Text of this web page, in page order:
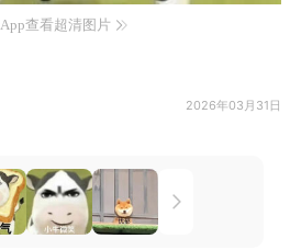
查看超清图片
2026年03月31日